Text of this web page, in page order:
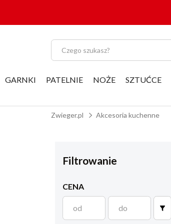
GARNKI PATELNIE NOŻE SZTUĆCE
Zwieger.pl Akcesoria kuchenne
Filtrowanie
CENA